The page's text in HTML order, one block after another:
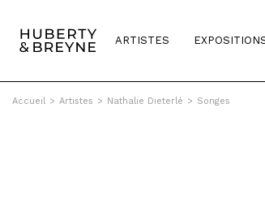
ARTISTES
Accueil > Artistes > Nathalie Dieterlé > Songes